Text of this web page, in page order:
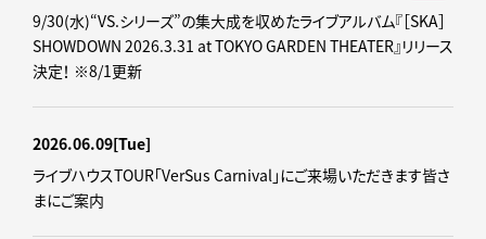
9/30(水)“VS.シリーズ”の集大成を収めたライブアルバム『［SKA］
SHOWDOWN 2026.3.31 at TOKYO GARDEN THEATER』リリース
決定！ ※8/1更新
2026.06.09[Tue]
ライブハウスTOUR「VerSus Carnival」にご来場いただきます皆さ
まにご案内